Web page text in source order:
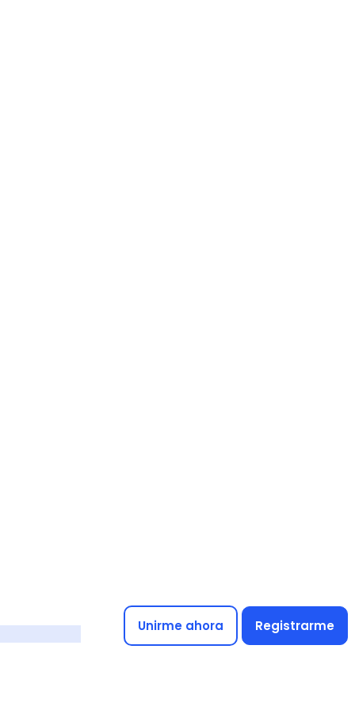
Unirme ahora Registrarme